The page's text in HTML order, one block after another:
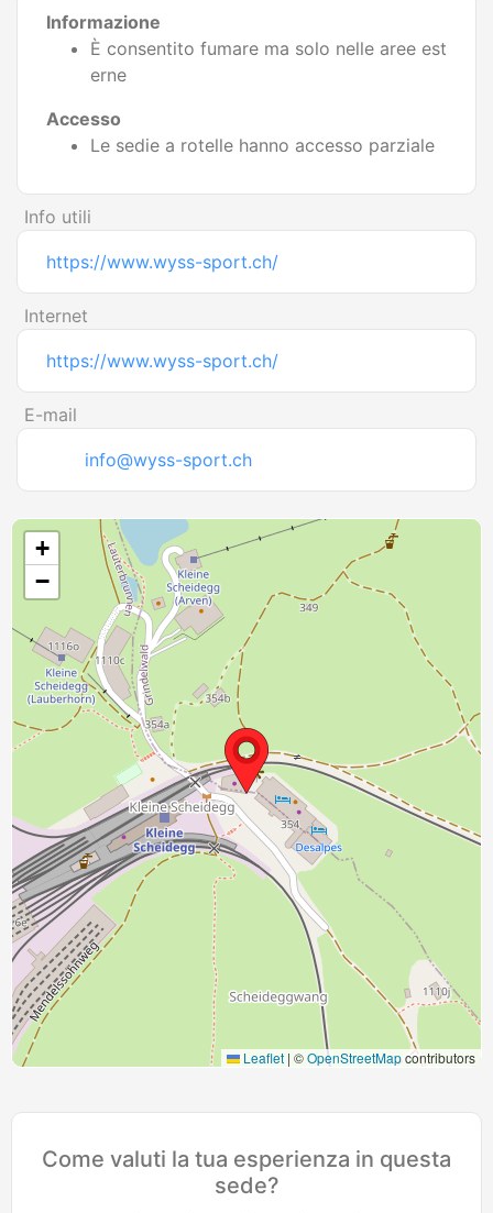
Informazione
È consentito fumare ma solo nelle aree est
erne
Accesso
Le sedie a rotelle hanno accesso parziale
Info utili
https://www.wyss-sport.ch/
Internet
https://www.wyss-sport.ch/
E-mail
info@wyss-sport.ch
+
−
Leaflet | ©OpenStreetMapcontributors
Come valuti la tua esperienza in questa
sede?